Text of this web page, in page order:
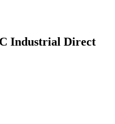
Industrial Direct